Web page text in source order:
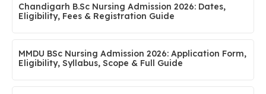
Chandigarh B.Sc Nursing Admission 2026: Dates,
Eligibility, Fees & Registration Guide
MMDU BSc Nursing Admission 2026: Application Form,
Eligibility, Syllabus, Scope & Full Guide